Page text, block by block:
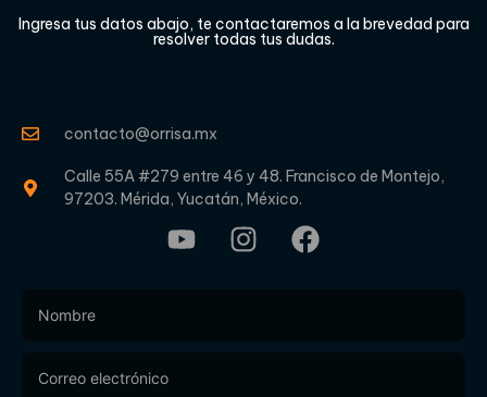
Ingresa tus datos abajo, te contactaremos a la brevedad para
resolver todas tus dudas.
contacto@orrisa.mx
Calle 55A #279 entre 46 y 48. Francisco de Montejo,
97203. Mérida, Yucatán, México.
Form